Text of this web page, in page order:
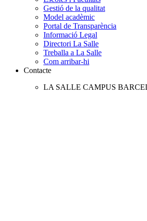
Gestió de la qualitat
Model acadèmic
Portal de Transparència
Informació Legal
Directori La Salle
Treballa a La Salle
Com arribar-hi
Contacte
LA SALLE CAMPUS